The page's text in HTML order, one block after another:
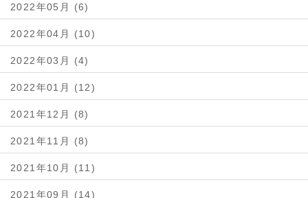
2022年05月 (6)
2022年04月 (10)
2022年03月 (4)
2022年01月 (12)
2021年12月 (8)
2021年11月 (8)
2021年10月 (11)
2021年09月 (14)